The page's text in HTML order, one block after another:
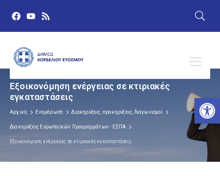
Εξοικονόμηση ενέργειας σε κτιριακές
εγκαταστάσεις
Αρχική Ενημέρωση Διακηρύξεις, προκηρύξεις, διαγωνισμοί
Διακηρύξεις Ευρωπαϊκών Προγραμμάτων - ΕΣΠΑ
Εξοικονόμηση ενέργειας σε κτιριακές εγκαταστάσεις